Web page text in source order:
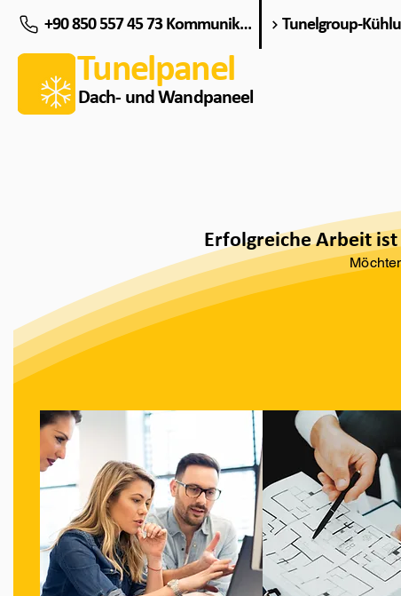
Tunelpanel
Dach- und Wandpaneel
+90 850 557 45 73 Kommunikationslinie Tunelgroup-
Erfolgreiche Arbeit